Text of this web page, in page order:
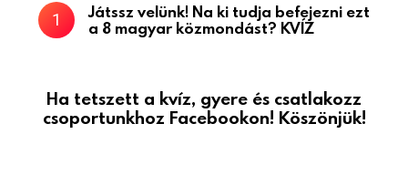
Játssz velünk! Na ki tudja befejezni ezt
a 8 magyar közmondást? KVÍZ
Ha tetszett a kvíz, gyere és csatlakozz
csoportunkhoz Facebookon! Köszönjük!